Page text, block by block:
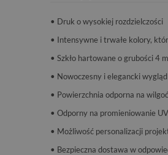
• Druk o wysokiej rozdzielczości
• Intensywne i trwałe kolory,
• Szkło hartowane o grubości 4
• Nowoczesny i elegancki wygląd
• Powierzchnia odporna na
• Odporny na promieniowanie
• Możliwość personalizacji
• Bezpieczna dostawa w